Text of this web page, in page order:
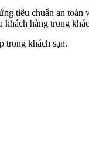
tiêu chuẩn an toàn
hàng trong
trong khách sạn.